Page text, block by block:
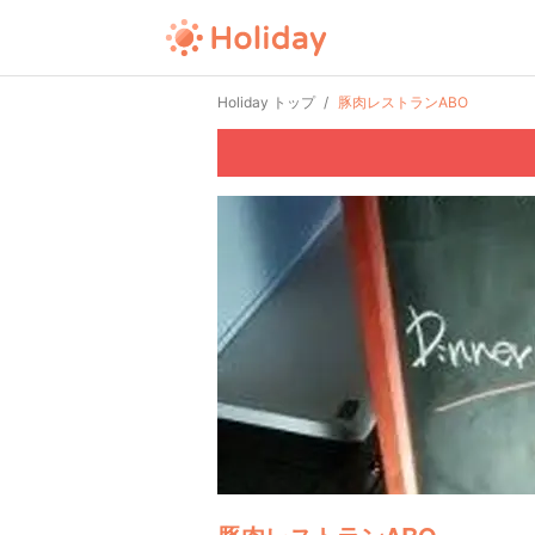
Holiday トップ 豚肉レストランABO